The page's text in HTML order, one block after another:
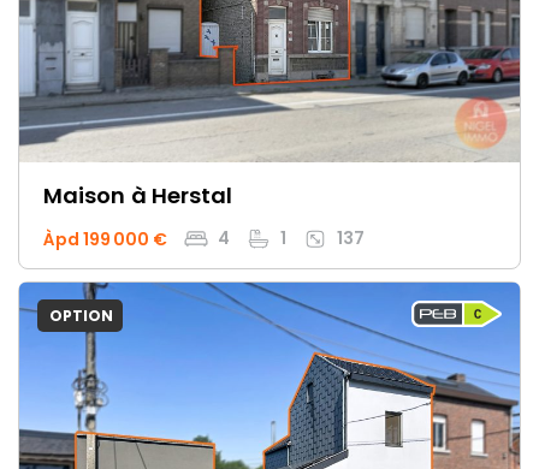
Maison à Herstal
Àpd 199 000 € 4 1 137
OPTION